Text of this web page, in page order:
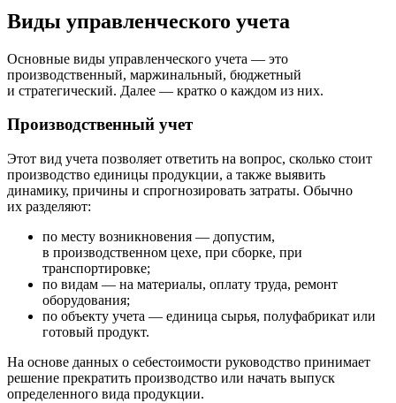
Виды управленческого учета
Основные виды управленческого учета — это
производственный, маржинальный, бюджетный
и стратегический. Далее — кратко о каждом из них.
Производственный учет
Этот вид учета позволяет ответить на вопрос, сколько стоит
производство единицы продукции, а также выявить
динамику, причины и спрогнозировать затраты. Обычно
их разделяют:
по месту возникновения — допустим,
в производственном цехе, при сборке, при
транспортировке;
по видам — на материалы, оплату труда, ремонт
оборудования;
по объекту учета — единица сырья, полуфабрикат или
готовый продукт.
На основе данных о себестоимости руководство принимает
решение прекратить производство или начать выпуск
определенного вида продукции.